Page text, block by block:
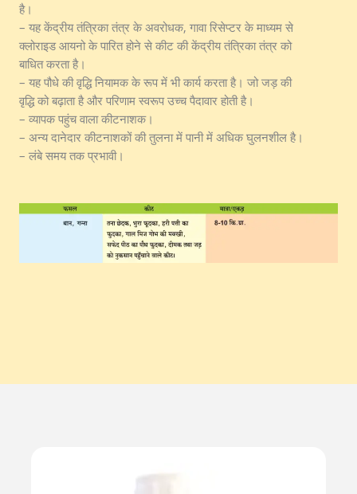
है।
– यह केंद्रीय तंत्रिका तंत्र के अवरोधक, गावा रिसेप्टर के माध्यम से
क्लोराइड आयनो के पारित होने से कीट की केंद्रीय तंत्रिका तंत्र को
बाधित करता है।
– यह पौधे की वृद्धि नियामक के रूप में भी कार्य करता है। जो जड़ की
वृद्धि को बढ़ाता है और परिणाम स्वरूप उच्च पैदावार होती है।
– व्यापक पहुंच वाला कीटनाशक।
– अन्य दानेदार कीटनाशकों की तुलना में पानी में अधिक घुलनशील है।
– लंबे समय तक प्रभावी।